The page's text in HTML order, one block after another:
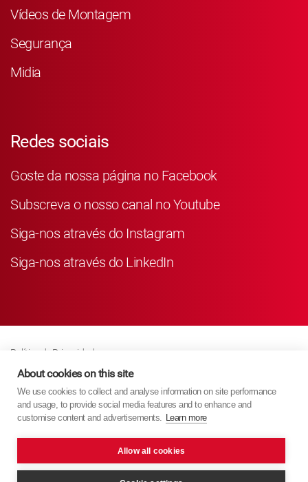
Vídeos de Montagem
Segurança
Midia
Redes sociais
Goste da nossa página no Facebook
Subscreva o nosso canal no Youtube
Siga-nos através do Instagram
Siga-nos através do LinkedIn
Política de Privacidade
Business Partner Privacy
Política de Cookies
Modern Slavery Act Policy
About cookies on this site
We use cookies to collect and analyse information on site performance
and usage, to provide social media features and to enhance and
customise content and advertisements. Learn more
Allow all cookies